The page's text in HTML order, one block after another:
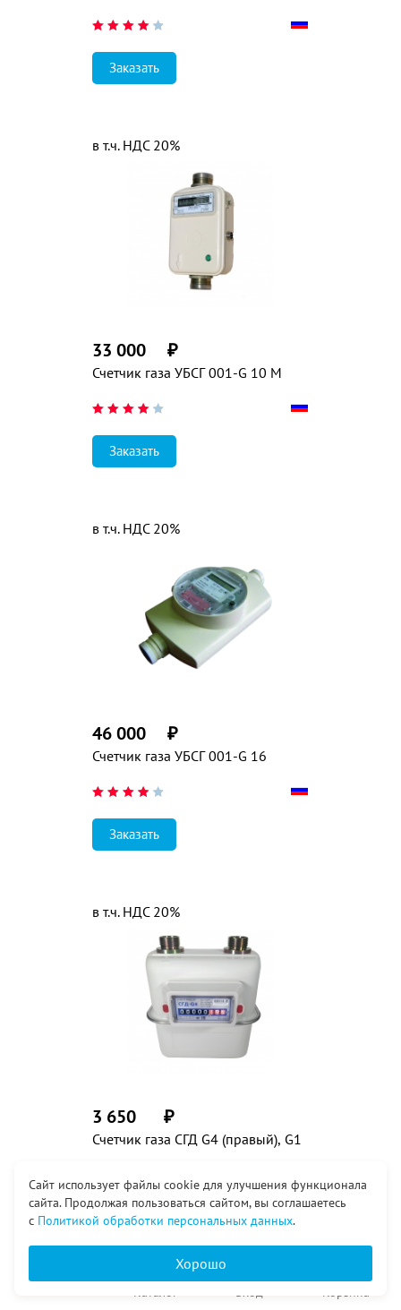
Заказать
Счетчик газа УБСГ 001-G 10 М
33 000 ₽
в т.ч. НДС 20%
Заказать
Счетчик газа УБСГ 001-G 16
46 000 ₽
в т.ч. НДС 20%
Заказать
Счетчик газа СГД G4 (правый), G1
3 650 ₽
в т.ч. НДС 20%
Заказать
в т.ч. НДС 20%
Сайт использует файлы cookie для улучшения функционала
сайта. Продолжая пользоваться сайтом, вы соглашаетесь
с Политикой обработки персональных данных.
Хорошо